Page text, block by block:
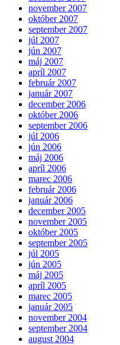
november 2007
október 2007
september 2007
júl 2007
jún 2007
máj 2007
apríl 2007
február 2007
január 2007
december 2006
október 2006
september 2006
júl 2006
jún 2006
máj 2006
apríl 2006
marec 2006
február 2006
január 2006
december 2005
november 2005
október 2005
september 2005
júl 2005
jún 2005
máj 2005
apríl 2005
marec 2005
január 2005
november 2004
september 2004
august 2004